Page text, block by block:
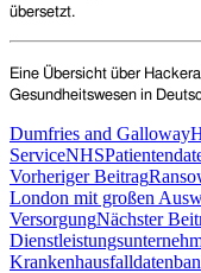
übersetzt.
Eine Übersicht über
Gesundheitswesen in
Dumfries and Galloway
ServiceNHS
Vorheriger Beitrag
London mit großen
VersorgungNächster